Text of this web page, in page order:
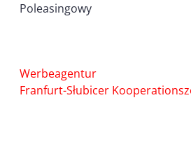
Poleasingowy
Nawigacja
wpisu
Werbeagentur
Franfurt-Słubicer